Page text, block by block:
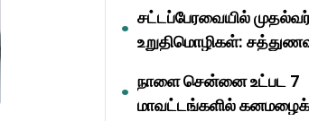
சட்டப்பேரவையில்
உறுதிமொழிகள்:
நாளை சென்னை உட்பட 7
மாவட்டங்களில்